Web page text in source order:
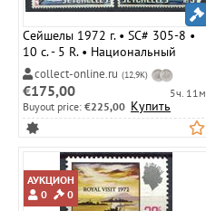
Сейшелы 1972 г. • SC# 305-8 •
10 c. - 5 R. • Национальный
Фестиваль • полн. серия • MLH
OG VF
collect-online.ru (12,9K)
€175,00
5ч. 11м.
Buyout price: €225,00 Купить
АУКЦИОН
0
0